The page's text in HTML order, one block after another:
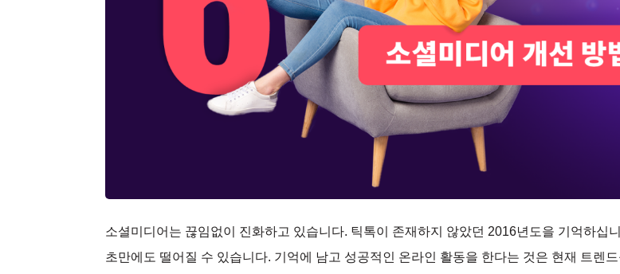
소셜미디어는 끊임없이 진화하고 있습니다. 틱톡이 존재하지 않았던 2016년도을 기억하십
초만에도 떨어질 수 있습니다. 기억에 남고 성공적인 온라인 활동을 한다는 것은 현재 트렌